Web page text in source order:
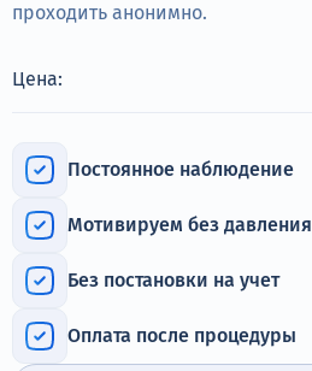
Психиатрия
Цены
Контакты
+7 (905) 483-87-88
проходить анонимно.
Цена:
Постоянное наблюдение
Мотивируем без давления
Без постановки на учет
Оплата после процедуры